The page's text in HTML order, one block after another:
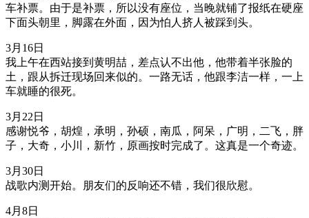
车补票。由于是补票，所以没有座位，当晚就铺了报纸在硬座
下面头朝里，脚露在外面，因为怕人挤人被踩到头。
3月16日
我上午在西站接到黄明喆，差点认不出他，他带着半张脸的
土，跟从拆迁现场回来似的。一路无话，他跟李洁一样，一上
车就睡的很死。
3月22日
感谢悦爷，胡煌，承明，孙硕，南瓜，阿呆，广明，二飞，胖
子，大奇，小川，新竹，原画按时完成了。这真是一个奇迹。
3月30日
战歌内测开始。朋友们的反响还不错，我们很欣慰。
4月8日